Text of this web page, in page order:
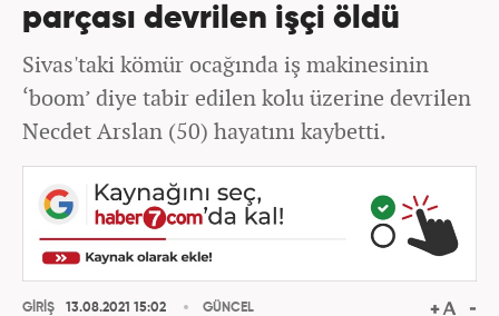
parçası devrilen işçi öldü
Sivas'taki kömür ocağında iş makinesinin
‘boom’ diye tabir edilen kolu üzerine devrilen
Necdet Arslan (50) hayatını kaybetti.
GİRİŞ
13.08.2021 15:02
GÜNCEL